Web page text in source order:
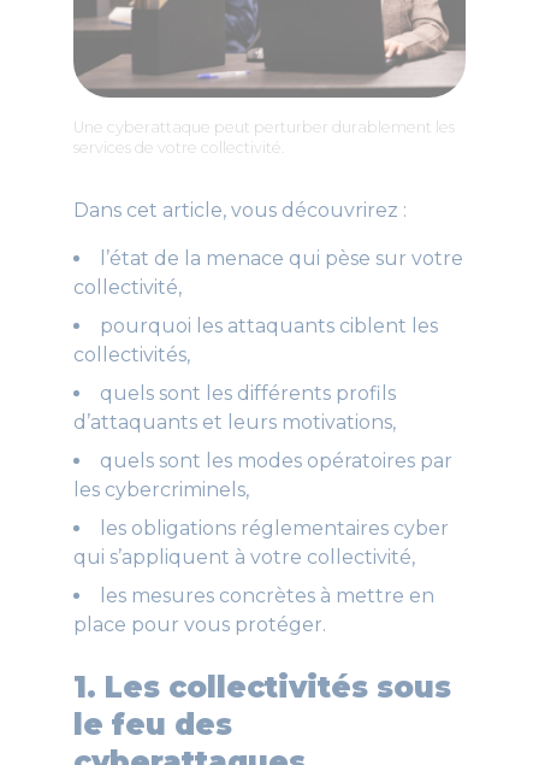
Une cyberattaque peut perturber durablement les
services de votre collectivité.
Dans cet article, vous découvrirez :
l’état de la menace qui pèse sur votre
collectivité,
pourquoi les attaquants ciblent les
collectivités,
quels sont les différents profils
d’attaquants et leurs motivations,
quels sont les modes opératoires par
les cybercriminels,
les obligations réglementaires cyber
qui s’appliquent à votre collectivité,
les mesures concrètes à mettre en
place pour vous protéger.
1. Les collectivités sous
le feu des